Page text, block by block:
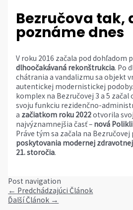
Bezručova tak,
poznáme dnes
V roku 2016 začala pod dohľadom
dlhoočakávaná rekonštrukcia. Po
chátrania a vandalizmu sa objekt
autentickej modernistickej
komplex na Bezručovej 3 a 5 začal
svoju funkciu rezidenčno-
a začiatkom roku 2022otvorila
najvýznamnejšia časť – nová
Práve tým sa začala na Bezručovej
poskytovania modernej
21. storočia.
Post navigation
← Predchádzajúci Článok
Ďalší Článok →